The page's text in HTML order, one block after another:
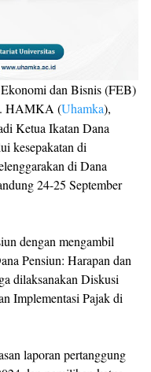
dan Bisnis (FEB)
HAMKA (Uhamka),
Ketua Ikatan Dana
kesepakatan di
di Dana
24-25 September
dengan mengambil
Pensiun: Harapan dan
dilaksanakan Diskusi
Implementasi Pajak di
laporan pertanggung